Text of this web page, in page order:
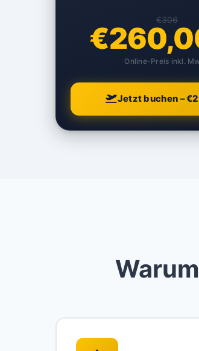
€306
Online-Preis inkl.
Jetzt buchen –